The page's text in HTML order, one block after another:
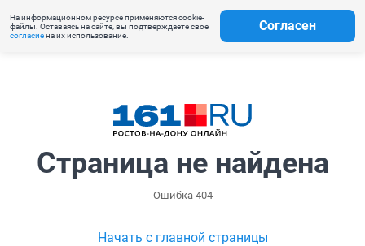
На информационном ресурсе применяются cookie-
файлы. Оставаясь на сайте, вы подтверждаете свое
согласиена их использование.
Согласен
Страница не найдена
Ошибка 404
Начать с главной страницы